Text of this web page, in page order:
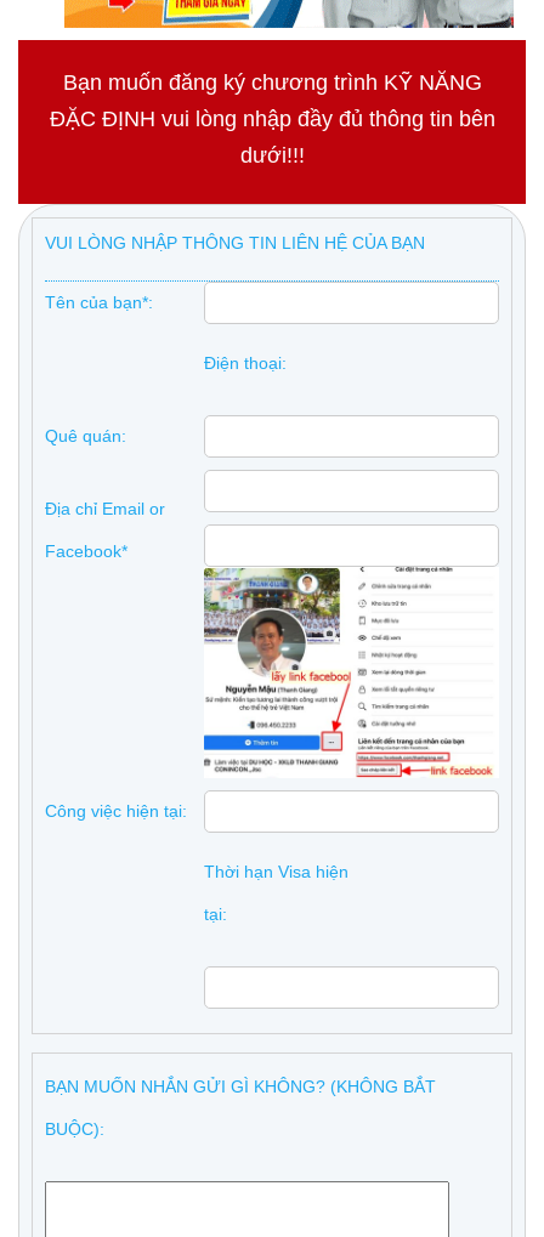
Bạn muốn đăng ký chương trình KỸ NĂNG
ĐẶC ĐỊNH vui lòng nhập đầy đủ thông tin bên
dưới!!!
VUI LÒNG NHẬP THÔNG TIN LIÊN HỆ CỦA BẠN
Tên của bạn*:
Điện thoại:
Quê quán:
Địa chỉ Email or
Facebook*
Công việc hiện tại:
Thời hạn Visa hiện
tại:
BẠN MUỐN NHẮN GỬI GÌ KHÔNG? (KHÔNG BẮT
BUỘC):